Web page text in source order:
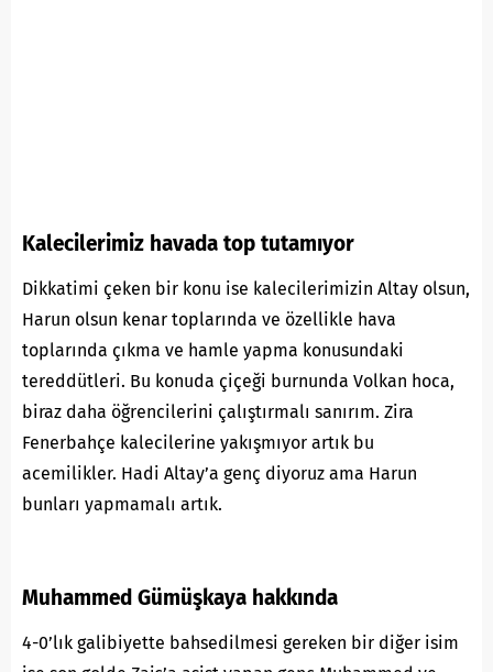
Kalecilerimiz havada top tutamıyor
Dikkatimi çeken bir konu ise kalecilerimizin Altay olsun,
Harun olsun kenar toplarında ve özellikle hava
toplarında çıkma ve hamle yapma konusundaki
tereddütleri. Bu konuda çiçeği burnunda Volkan hoca,
biraz daha öğrencilerini çalıştırmalı sanırım. Zira
Fenerbahçe kalecilerine yakışmıyor artık bu
acemilikler. Hadi Altay’a genç diyoruz ama Harun
bunları yapmamalı artık.
Muhammed Gümüşkaya hakkında
4-0’lık galibiyette bahsedilmesi gereken bir diğer isim